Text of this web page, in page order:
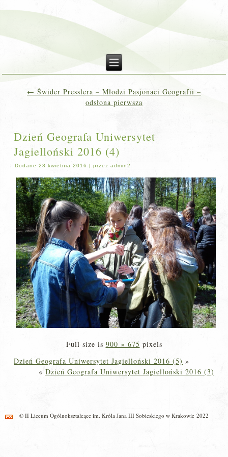
← Świder Presslera – Młodzi Pasjonaci Geografii –
odsłona pierwsza
Dzień Geografa Uniwersytet
Jagielloński 2016 (4)
Dodane 23 kwietnia 2016 |przez admin2
Full size is 900 × 675 pixels
Dzień Geografa Uniwersytet Jagielloński 2016 (5) »
« Dzień Geografa Uniwersytet Jagielloński 2016 (3)
© II Liceum Ogólnokształcące im. Króla Jana III Sobieskiego w Krakowie 2022